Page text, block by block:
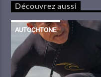
Découvrez aussi
AUTOCHTONE